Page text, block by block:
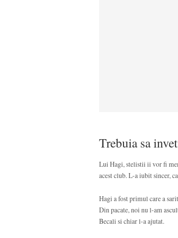
Trebuia sa
Lui Hagi, stelistii ii vor fi
acest club. L-a iubit sincer,
Hagi a fost primul care a
Din pacate, noi nu l-am
Becali si chiar l-a ajutat.